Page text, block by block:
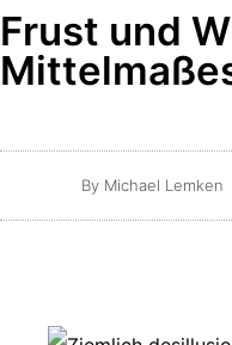
Frust und
ByMichael Lemken